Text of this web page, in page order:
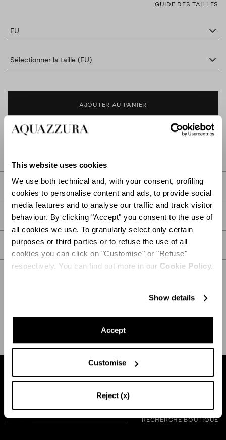
This website uses cookies
We use both technical and, with your consent, profiling
cookies to personalise content and ads, to provide social
media features and to analyse our traffic and track visitor
behaviour. By clicking "Accept" you consent to the use of
all cookies we use. To granularly select only certain
purposes or third parties or to refuse the use of all
cookies you can click on "Customise" or "Refuse"
respectively. You can find out more in our Cookie Policy.
Show details
Accept
Customise
Reject (x)
GUIDE DES TAILLES
EU
Sélectionner la taille (EU)
AJOUTER AU PANIER
DESCRIPTION
DÉTAIL
SOIN
Trouvez une boutique près de chez vous
RECHERCHE BOUTIQUE